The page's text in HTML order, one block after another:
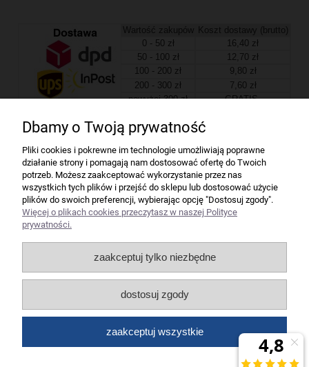
Wartość zakupów
Koszt dostawy (brutto)
0 - 50 zł
16,40 zł
50 - 100 zł
12,70 zł
100 - 200 zł
9,80 zł
200 - 300 zł
7,60 zł
powyżej 300 zł
GRATIS
Firma
Bindownice wg producentów
Niszczarki wg producentów
Liczarki pieniędzy
Wszelkie prawa zastrzeżone dla artykuły biurowe Koneser.
Dbamy o Twoją prywatność
Pliki cookies i pokrewne im technologie umożliwiają poprawne
działanie strony i pomagają nam dostosować ofertę do Twoich
potrzeb. Możesz zaakceptować wykorzystanie przez nas
wszystkich tych plików i przejść do sklepu lub dostosować użycie
plików do swoich preferencji, wybierając opcję "Dostosuj zgody".
Więcej o plikach cookies przeczytasz w naszej Polityce
prywatności.
zaakceptuj tylko niezbędne
dostosuj zgody
zaakceptuj wszystkie